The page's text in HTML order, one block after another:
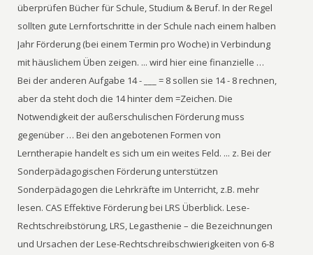
überprüfen Bücher für Schule, Studium & Beruf. In der Regel
sollten gute Lernfortschritte in der Schule nach einem halben
Jahr Förderung (bei einem Termin pro Woche) in Verbindung
mit häuslichem Üben zeigen. ... wird hier eine finanzielle …
Bei der anderen Aufgabe 14 - ___ = 8 sollen sie 14 - 8 rechnen,
aber da steht doch die 14 hinter dem =Zeichen. Die
Notwendigkeit der außerschulischen Förderung muss
gegenüber … Bei den angebotenen Formen von
Lerntherapie handelt es sich um ein weites Feld. ... z. Bei der
Sonderpädagogischen Förderung unterstützen
Sonderpädagogen die Lehrkräfte im Unterricht, z.B. mehr
lesen. CAS Effektive Förderung bei LRS Überblick. Lese-
Rechtschreibstörung, LRS, Legasthenie – die Bezeichnungen
und Ursachen der Lese-Rechtschreibschwierigkeiten von 6-8